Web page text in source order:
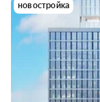
новостройка